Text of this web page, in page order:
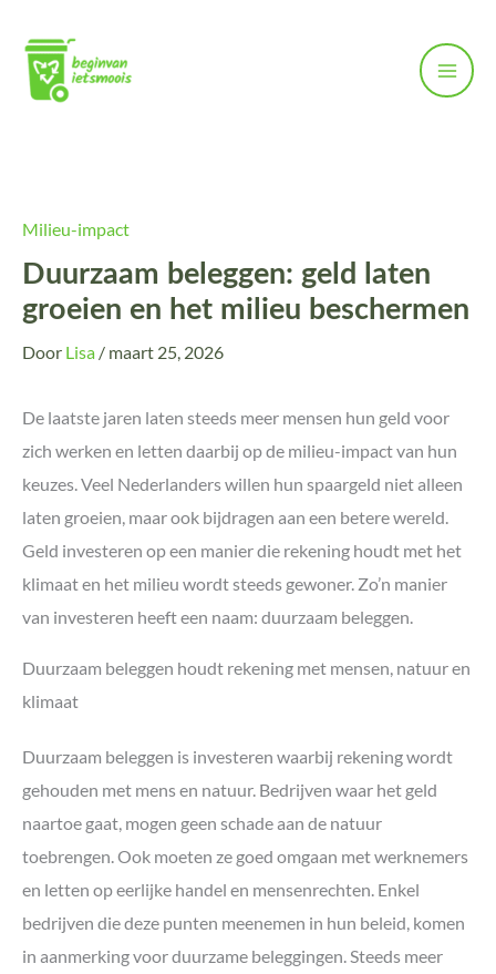
naar
Milieu-impact
Duurzaam beleggen: geld laten
groeien en het milieu beschermen
Door Lisa / maart 25, 2026
De laatste jaren laten steeds meer mensen hun geld voor
zich werken en letten daarbij op de milieu-impact van hun
keuzes. Veel Nederlanders willen hun spaargeld niet alleen
laten groeien, maar ook bijdragen aan een betere wereld.
Geld investeren op een manier die rekening houdt met het
klimaat en het milieu wordt steeds gewoner. Zo’n manier
van investeren heeft een naam: duurzaam beleggen.
Duurzaam beleggen houdt rekening met mensen, natuur en
klimaat
Duurzaam beleggen is investeren waarbij rekening wordt
gehouden met mens en natuur. Bedrijven waar het geld
naartoe gaat, mogen geen schade aan de natuur
toebrengen. Ook moeten ze goed omgaan met werknemers
en letten op eerlijke handel en mensenrechten. Enkel
bedrijven die deze punten meenemen in hun beleid, komen
in aanmerking voor duurzame beleggingen. Steeds meer